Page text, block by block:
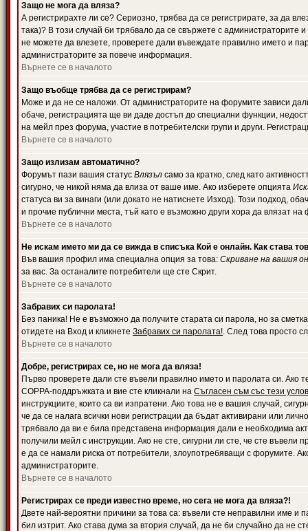
Защо не мога да вляза?
А регистрирахте ли се? Сериозно, трябва да се регистрирате, за да
така)? В този случай би трябвало да се свържете с администраторите
не можете да влезете, проверете дали въвеждате правилно името и
администраторите за повече информация.
Върнете се в началото
Защо въобще трябва да се регистрирам?
Може и да не се наложи. От администраторите на форумите зависи
обаче, регистрацията ще ви даде достъп до специални функции,
на мейл през форума, участие в потребителски групи и други.
Върнете се в началото
Защо излизам автоматично?
Форумът пази вашия статус Влязъл само за кратко, след като
сигурно, че никой няма да влиза от ваше име. Ако изберете опцията
статуса ви за винаги (или докато не натиснете Изход). Този подход,
и прочие публични места, тъй като е възможно други хора да влязат
Върнете се в началото
Не искам името ми да се вижда в списъка Кой е онлайн. Как става
Във вашия профил има специална опция за това: Скриване на вашия
за вас. За останалите потребители ще сте Скрит.
Върнете се в началото
Забравих си паролата!
Без паника! Не е възможно да получите старата си парола, но за
отидете на Вход и кликнете Забравих си паролата!. След това просто
Върнете се в началото
Добре, регистрирах се, но не мога да вляза!
Първо проверете дали сте въвели правилно името и паролата си. Ако
COPPA-поддръжката и вие сте кликнали на Съгласен съм със тези
инструкциите, които са ви изпратени. Ако това не е вашия случай,
че да се налага всички нови регистрации да бъдат активирани или
трябвало да ви е била представена информация дали е необходима
получили мейл с инструкции. Ако не сте, сигурни ли сте, че сте
е да се намали риска от потребители, злоупотребяващи с форумите.
администраторите.
Върнете се в началото
Регистрирах се преди известно време, но сега не мога да вляза?!
Двете най-вероятни причини за това са: въвели сте неправилни име и
бил изтрит. Ако става дума за втория случай, да не би случайно да